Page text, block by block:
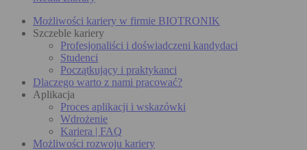
Możliwości kariery w firmie BIOTRONIK
Szczeble kariery
Profesjonaliści i doświadczeni kandydaci
Studenci
Początkujący i praktykanci
Dlaczego warto z nami pracować?
Aplikacja
Proces aplikacji i wskazówki
Wdrożenie
Kariera | FAQ
Możliwości rozwoju kariery